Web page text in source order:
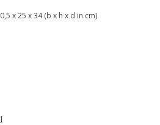
x 25 x 34 (b x h x d in cm)